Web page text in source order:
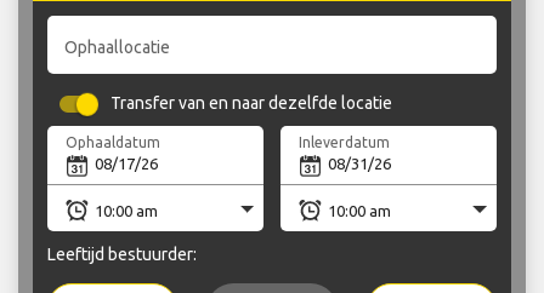
Ophaallocatie
Transfer van en naar dezelfde locatie
Ophaaldatum Inleverdatum
Leeftijd bestuurder: